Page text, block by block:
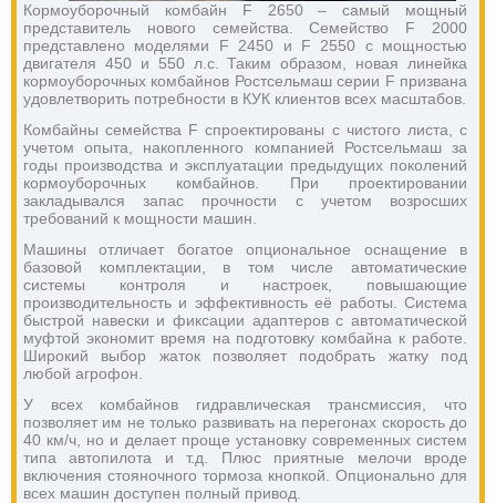
Кормоуборочный комбайн F 2650 – самый мощный
представитель нового семейства. Семейство F 2000
представлено моделями F 2450 и F 2550 с мощностью
двигателя 450 и 550 л.с. Таким образом, новая линейка
кормоуборочных комбайнов Ростсельмаш серии F призвана
удовлетворить потребности в КУК клиентов всех масштабов.
Комбайны семейства F спроектированы с чистого листа, с
учетом опыта, накопленного компанией Ростсельмаш за
годы производства и эксплуатации предыдущих поколений
кормоуборочных комбайнов. При проектировании
закладывался запас прочности с учетом возросших
требований к мощности машин.
Машины отличает богатое опциональное оснащение в
базовой комплектации, в том числе автоматические
системы контроля и настроек, повышающие
производительность и эффективность её работы. Система
быстрой навески и фиксации адаптеров с автоматической
муфтой экономит время на подготовку комбайна к работе.
Широкий выбор жаток позволяет подобрать жатку под
любой агрофон.
У всех комбайнов гидравлическая трансмиссия, что
позволяет им не только развивать на перегонах скорость до
40 км/ч, но и делает проще установку современных систем
типа автопилота и т.д. Плюс приятные мелочи вроде
включения стояночного тормоза кнопкой. Опционально для
всех машин доступен полный привод.